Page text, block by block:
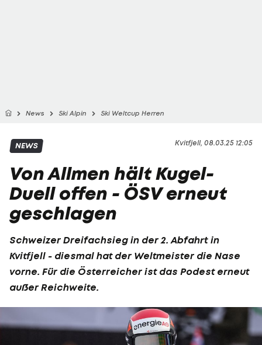
News Ski Alpin Ski Weltcup Herren
Kvitfjell, 08.03.25 12:05
NEWS
Von Allmen hält Kugel-
Duell offen - ÖSV erneut
geschlagen
Schweizer Dreifachsieg in der 2. Abfahrt in
Kvitfjell - diesmal hat der Weltmeister die Nase
vorne. Für die Österreicher ist das Podest erneut
außer Reichweite.